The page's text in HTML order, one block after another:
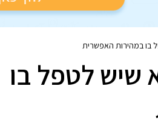
בו במהירות האפשרית
שיש לטפל בו